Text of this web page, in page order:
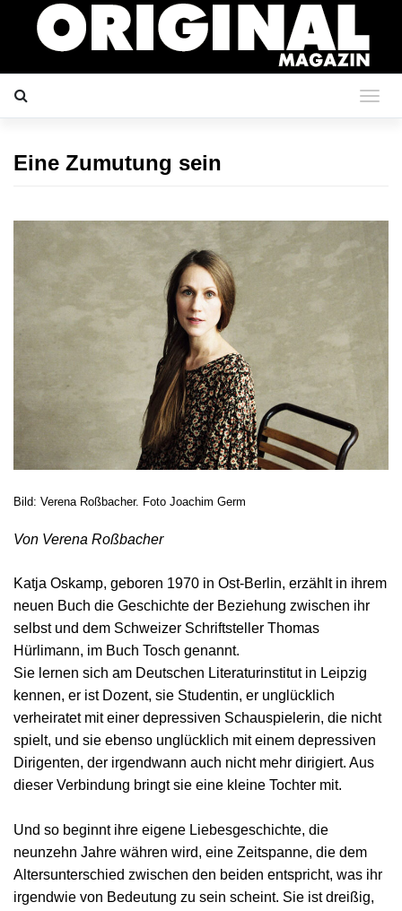
Eine Zumutung sein
Bild: Verena Roßbacher. Foto Joachim Germ
Von Verena Roßbacher
Katja Oskamp, geboren 1970 in Ost-Berlin, erzählt in ihrem
neuen Buch die Geschichte der Beziehung zwischen ihr
selbst und dem Schweizer Schriftsteller Thomas
Hürlimann, im Buch Tosch genannt.
Sie lernen sich am Deutschen Literaturinstitut in Leipzig
kennen, er ist Dozent, sie Studentin, er unglücklich
verheiratet mit einer depressiven Schauspielerin, die nicht
spielt, und sie ebenso unglücklich mit einem depressiven
Dirigenten, der irgendwann auch nicht mehr dirigiert. Aus
dieser Verbindung bringt sie eine kleine Tochter mit.
Und so beginnt ihre eigene Liebesgeschichte, die
neunzehn Jahre währen wird, eine Zeitspanne, die dem
Altersunterschied zwischen den beiden entspricht, was ihr
irgendwie von Bedeutung zu sein scheint. Sie ist dreißig,